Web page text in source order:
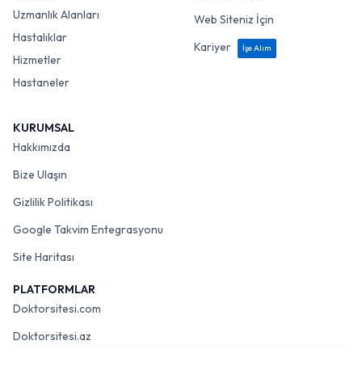
Uzmanlık Alanları
Hastalıklar
Hizmetler
Hastaneler
Web Siteniz İçin
Kariyer
İşe Alım
KURUMSAL
Hakkımızda
Bize Ulaşın
Gizlilik Politikası
Google Takvim Entegrasyonu
Site Haritası
PLATFORMLAR
Doktorsitesi.com
Doktorsitesi.az